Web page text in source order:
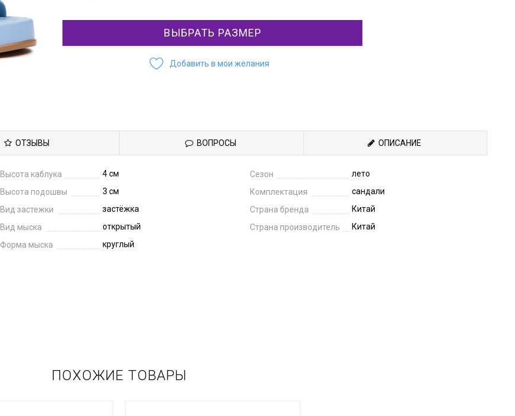
ВЫБРАТЬ РАЗМЕР
Добавить в мои желания
ОТЗЫВЫ ВОПРОСЫ ОПИСАНИЕ
Высота каблука
4 см
Высота подошвы
3 см
Вид застежки
застёжка
Вид мыска
открытый
Форма мыска
круглый
Сезон
лето
Комплектация
сандали
Страна бренда
Китай
Страна производитель
Китай
ПОХОЖИЕ ТОВАРЫ